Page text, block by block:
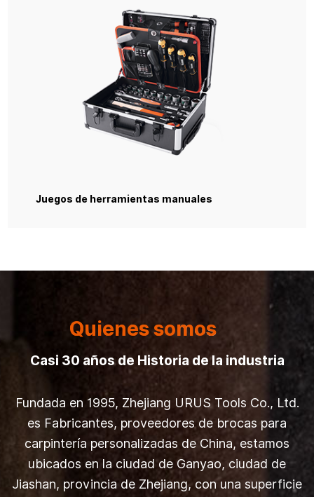
Juegos de herramientas manuales
Quienes somos
Casi 30 años de Historia de la industria
Fundada en 1995, Zhejiang URUS Tools Co., Ltd.
es Fabricantes, proveedores de brocas para
carpintería personalizadas de China, estamos
ubicados en la ciudad de Ganyao, ciudad de
Jiashan, provincia de Zhejiang, con una superficie